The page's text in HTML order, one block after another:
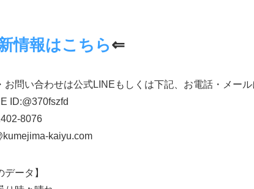
情報はこちら⇐
お問い合わせは公式LINEもしくは下記、お電話・メール
ID:@370fszfd
8076
kaiyu.com
データ】